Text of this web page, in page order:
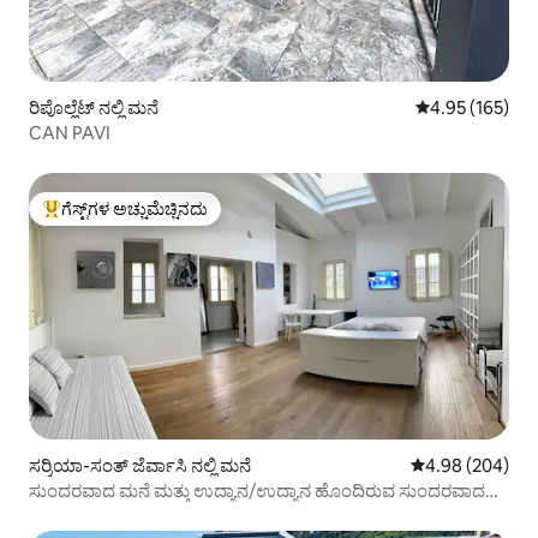
ರಿಪೊಲ್ಲೆಟ್ ನಲ್ಲಿ ಮನೆ 5 ರಲ್ಲಿ 4.95
4.95 (165)
CAN PAVI
ಗೆಸ್ಟ್‌ಗಳಿಗೆ ಅತಿ ಹೆಚ್ಚು ಅಚ್ಚುಮೆಚ್ಚಿನದು
ಗೆಸ್ಟ್‌ಗಳ ಅಚ್ಚುಮೆಚ್ಚಿನದು
ಸರ್ರಿಯಾ-ಸಂತ್ ಜೆರ್ವಾಸಿ ನಲ್ಲಿ ಮನೆ 5 ರಲ್ಲಿ 4.98
4.98 (204)
ಸುಂದರವಾದ ಮನೆ ಮತ್ತು ಉದ್ಯಾನ/ಉದ್ಯಾನ ಹೊಂದಿರುವ ಸುಂದರವಾದ